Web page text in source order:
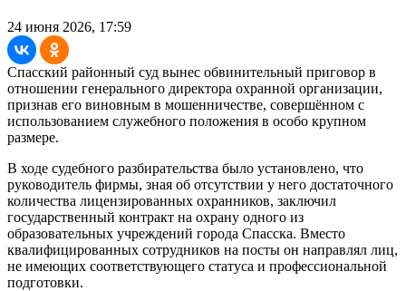
24 июня 2026, 17:59
Спасский районный суд вынес обвинительный приговор в
отношении генерального директора охранной организации,
признав его виновным в мошенничестве, совершённом с
использованием служебного положения в особо крупном
размере.
В ходе судебного разбирательства было установлено, что
руководитель фирмы, зная об отсутствии у него достаточного
количества лицензированных охранников, заключил
государственный контракт на охрану одного из
образовательных учреждений города Спасска. Вместо
квалифицированных сотрудников на посты он направлял лиц,
не имеющих соответствующего статуса и профессиональной
подготовки.